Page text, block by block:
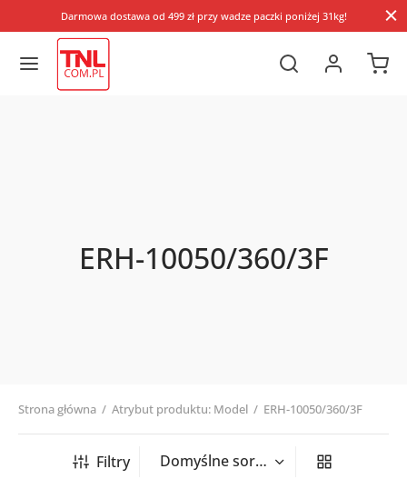
Darmowa dostawa od 499 zł przy wadze paczki poniżej 31kg!
ERH-10050/360/3F
Strona główna / Atrybut produktu: Model / ERH-10050/360/3F
Filtry